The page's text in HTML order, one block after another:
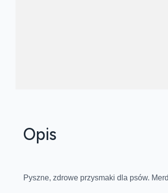
Opis
Pyszne, zdrowe przysmaki dla psów.